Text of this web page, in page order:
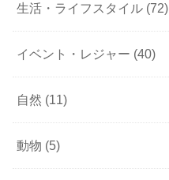
生活・ライフスタイル (72)
イベント・レジャー (40)
自然 (11)
動物 (5)